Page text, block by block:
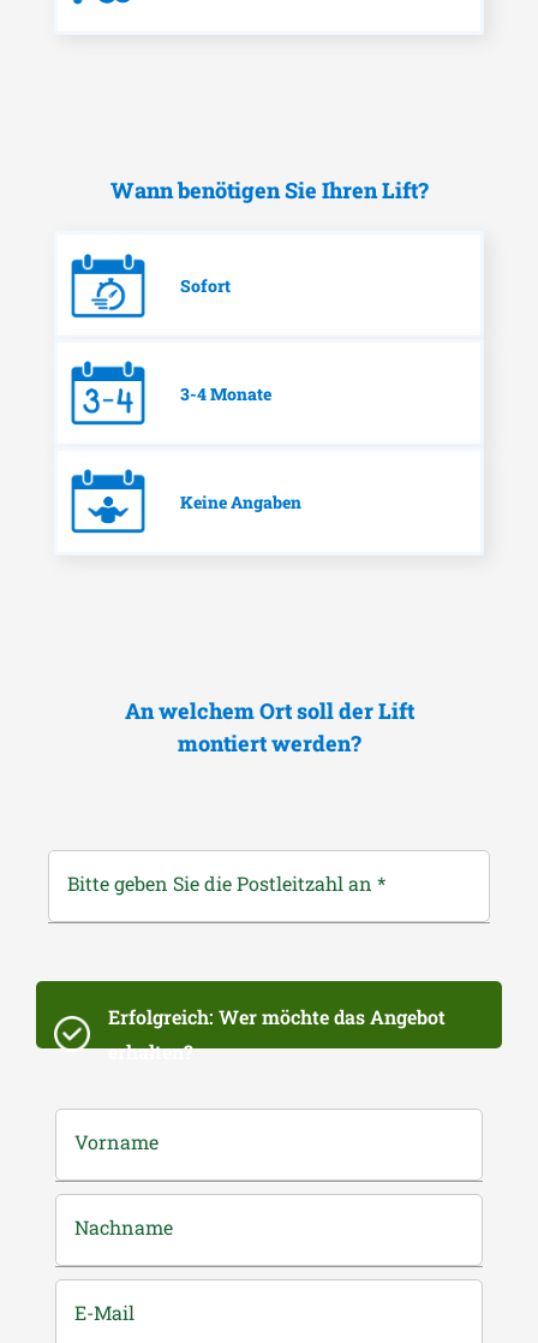
Wann benötigen Sie Ihren Lift?
Sofort
3-4 Monate
Keine Angaben
An welchem Ort soll der Lift
montiert werden?
Bitte geben Sie die Postleitzahl an *
Erfolgreich: Wer möchte das Angebot
erhalten?
Vorname
Nachname
E-Mail